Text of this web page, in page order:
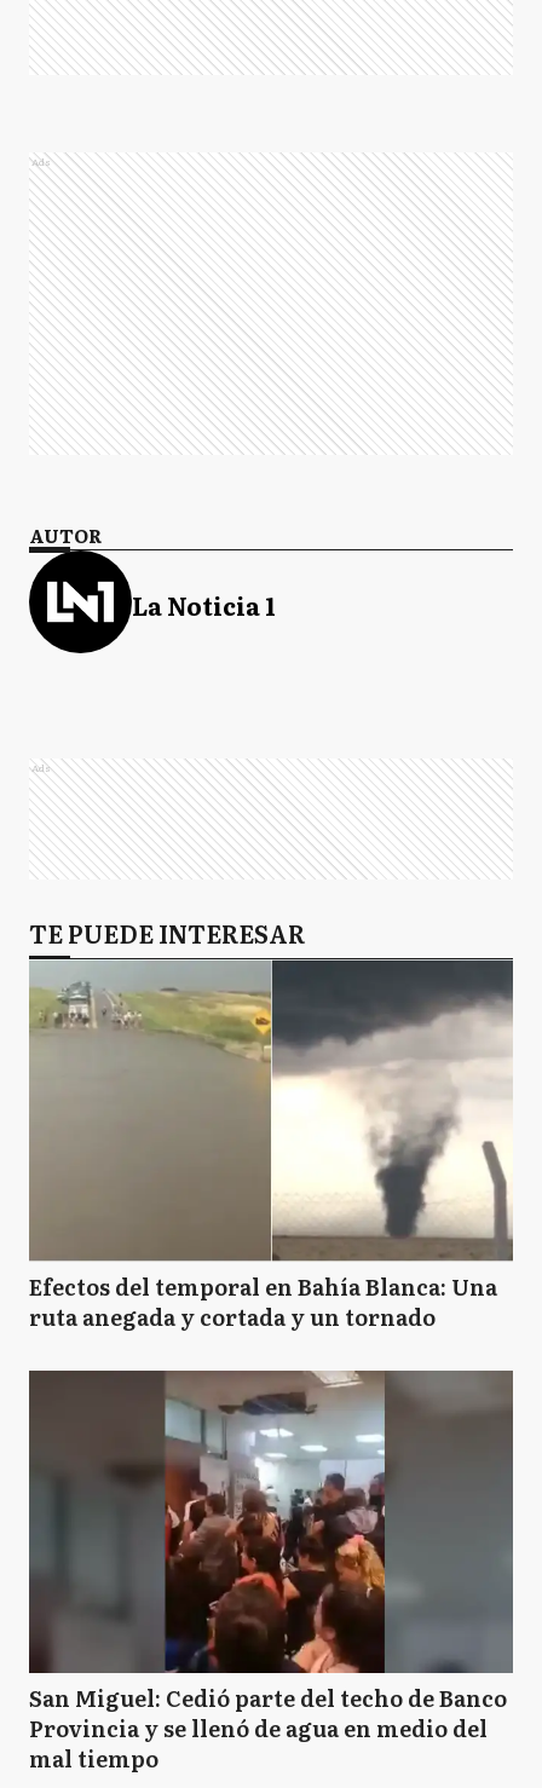
Ads
AUTOR
La Noticia 1
Ads
TE PUEDE INTERESAR
Efectos del temporal en Bahía Blanca: Una
ruta anegada y cortada y un tornado
San Miguel: Cedió parte del techo de Banco
Provincia y se llenó de agua en medio del
mal tiempo